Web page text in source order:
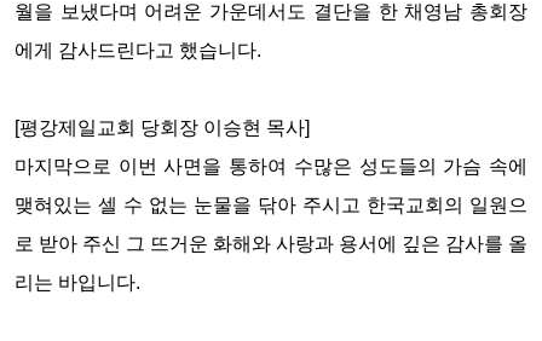
월을 보냈다며 어려운 가운데서도 결단을 한 채영남 총회장
에게 감사드린다고 했습니다.
[평강제일교회 당회장 이승현 목사]
마지막으로 이번 사면을 통하여 수많은 성도들의 가슴 속에
맺혀있는 셀 수 없는 눈물을 닦아 주시고 한국교회의 일원으
로 받아 주신 그 뜨거운 화해와 사랑과 용서에 깊은 감사를 올
리는 바입니다.